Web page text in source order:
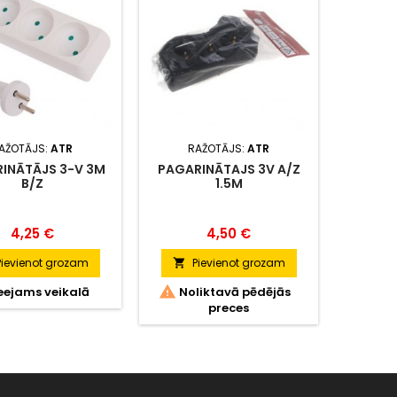
ATR
3-V 3M
B/Z
Cena
4,25 €
grozam
veikalā
RAŽOTĀJS: ATR
PAGARINĀTAJS 3V A/Z
1.5M
Cena
4,50 €
 Pievienot grozam
 Noliktavā pēdējās
preces